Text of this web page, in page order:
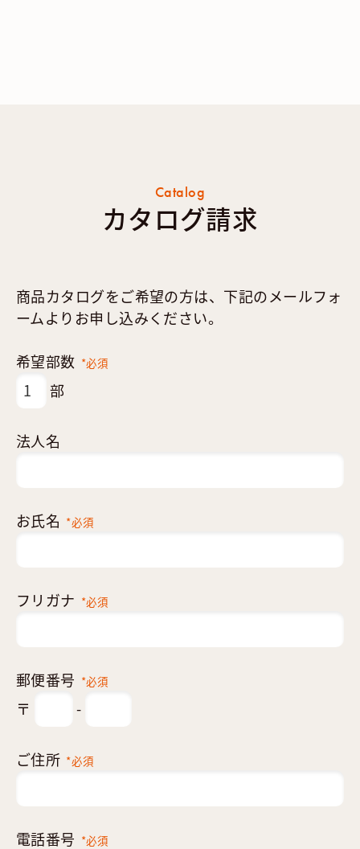
Catalog
カタログ請求
商品カタログをご希望の方は、下記のメールフォ
ームよりお申し込みください。
希望部数 *必須
部
法人名
お氏名 *必須
フリガナ *必須
郵便番号 *必須
〒 -
ご住所 *必須
電話番号 *必須